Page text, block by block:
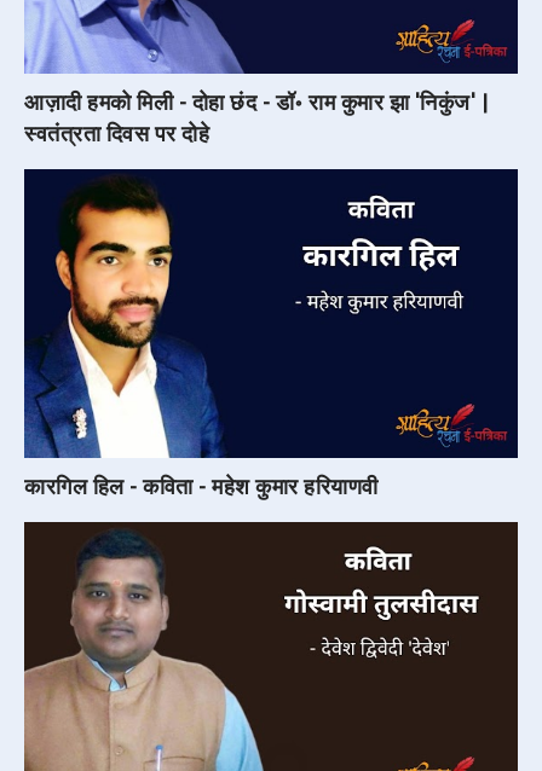
आज़ादी हमको मिली - दोहा छंद - डॉ॰ राम कुमार झा 'निकुंज' |
स्वतंत्रता दिवस पर दोहे
कारगिल हिल - कविता - महेश कुमार हरियाणवी